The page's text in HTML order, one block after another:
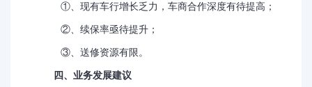
①、现有车行增长乏力，车商合作深度有待提高；
②、续保率亟待提升；
③、送修资源有限。
四、业务发展建议